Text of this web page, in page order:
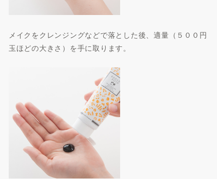
メイクをクレンジングなどで落とした後、適量（５００円
玉ほどの大きさ）を手に取ります。